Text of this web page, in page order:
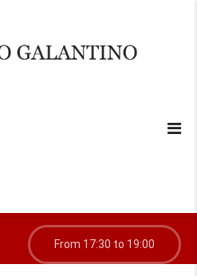
From 17:30 to 19:00